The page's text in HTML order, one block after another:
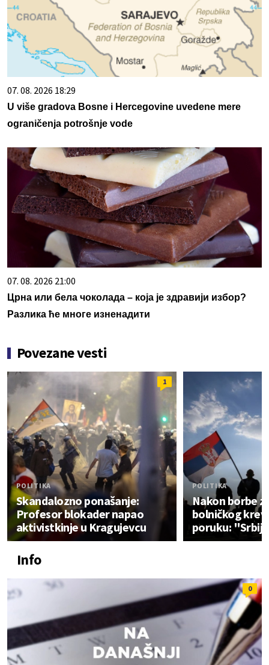
07. 08. 2026 18:29
U više gradova Bosne i Hercegovine uvedene mere
ograničenja potrošnje vode
07. 08. 2026 21:00
Црна или бела чоколада – која је здравији избор?
Разлика ће многе изненадити
Povezane vesti
1
POLITIKA
Skandalozno ponašanje:
Profesor blokader napao
aktivistkinje u Kragujevcu
POLITIKA
Nakon borbe
bolničkog
poruku:
Info
0